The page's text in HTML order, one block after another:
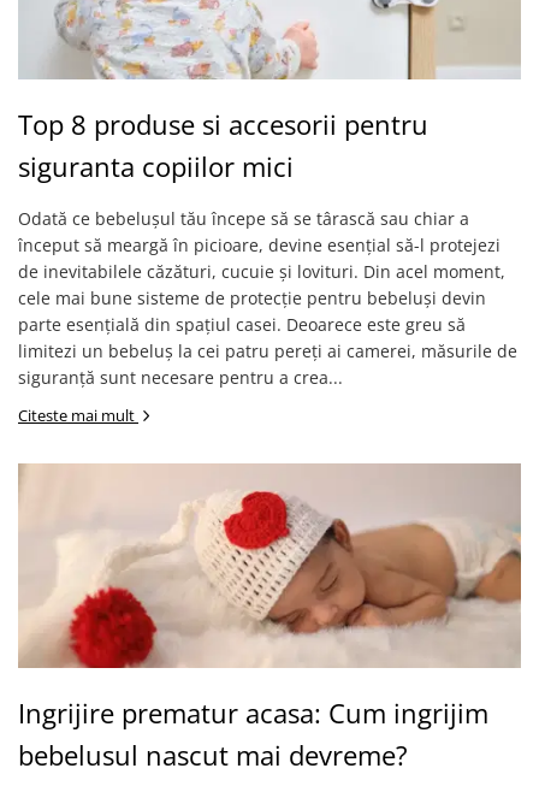
Top 8 produse si accesorii pentru
siguranta copiilor mici
Odată ce bebelușul tău începe să se târască sau chiar a
început să meargă în picioare, devine esențial să-l protejezi
de inevitabilele căzături, cucuie și lovituri. Din acel moment,
cele mai bune sisteme de protecție pentru bebeluși devin
parte esențială din spațiul casei. Deoarece este greu să
limitezi un bebeluș la cei patru pereți ai camerei, măsurile de
siguranță sunt necesare pentru a crea...
Citeste mai mult
Ingrijire prematur acasa: Cum ingrijim
bebelusul nascut mai devreme?